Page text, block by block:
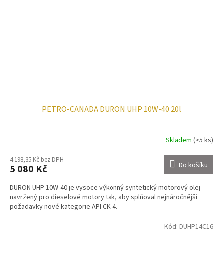
PETRO-CANADA DURON UHP 10W-40 20l
Skladem (>5 ks)
4 198,35 Kč bez DPH
5 080 Kč Do košíku
DURON UHP 10W-40 je vysoce výkonný syntetický motorový olej
navržený pro dieselové motory tak, aby splňoval nejnáročnější
požadavky nové kategorie API CK-4.
Kód: DUHP14C16